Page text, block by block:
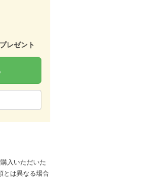
レゼント
入いただいた
とは異なる場合